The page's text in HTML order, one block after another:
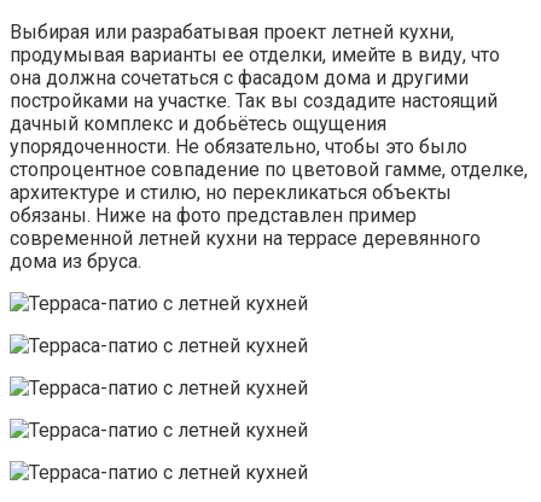
Выбирая или разрабатывая проект летней кухни,
продумывая варианты ее отделки, имейте в виду, что
она должна сочетаться с фасадом дома и другими
постройками на участке. Так вы создадите настоящий
дачный комплекс и добьётесь ощущения
упорядоченности. Не обязательно, чтобы это было
стопроцентное совпадение по цветовой гамме, отделке,
архитектуре и стилю, но перекликаться объекты
обязаны. Ниже на фото представлен пример
современной летней кухни на террасе деревянного
дома из бруса.